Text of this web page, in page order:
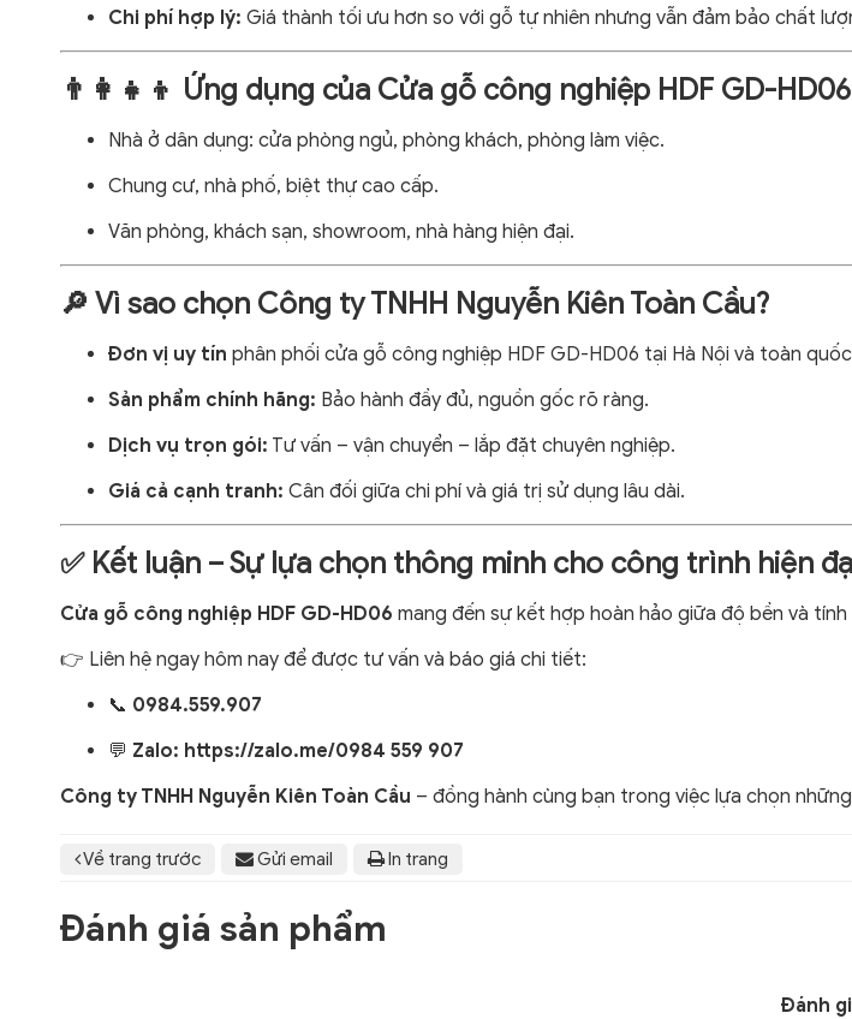
Chi phí hợp lý: Giá thành tối ưu hơn so với gỗ tự nhiên nhưng vẫn đảm bảo chất
👨‍👩‍👧‍👦 Ứng dụng của Cửa gỗ công nghiệp HDF GD-HD06
Nhà ở dân dụng: cửa phòng ngủ, phòng khách, phòng làm việc.
Chung cư, nhà phố, biệt thự cao cấp.
Văn phòng, khách sạn, showroom, nhà hàng hiện đại.
🔎 Vì sao chọn Công ty TNHH Nguyễn Kiên Toàn Cầu?
Đơn vị uy tín phân phối cửa gỗ công nghiệp HDF GD-HD06 tại Hà Nội và toàn
Sản phẩm chính hãng: Bảo hành đầy đủ, nguồn gốc rõ ràng.
Dịch vụ trọn gói: Tư vấn – vận chuyển – lắp đặt chuyên nghiệp.
Giá cả cạnh tranh: Cân đối giữa chi phí và giá trị sử dụng lâu dài.
✅ Kết luận – Sự lựa chọn thông minh cho công trình hiện
Cửa gỗ công nghiệp HDF GD-HD06 mang đến sự kết hợp hoàn hảo giữa độ bền và
👉 Liên hệ ngay hôm nay để được tư vấn và báo giá chi tiết:
📞 0984.559.907
💬 Zalo: https://zalo.me/0984 559 907
Công ty TNHH Nguyễn Kiên Toàn Cầu – đồng hành cùng bạn trong việc lựa chọn
Về trang trước Gửi email In trang
Đánh giá sản phẩm
Đánh